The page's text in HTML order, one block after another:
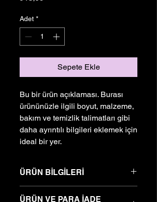
Adet *
Sepete Ekle
Bu bir ürün açıklaması. Burası
ürününüzle ilgili boyut, malzeme,
bakım ve temizlik talimatları gibi
daha ayrıntılı bilgileri eklemek için
ideal bir yer.
ÜRÜN BİLGİLERİ
ÜRÜN VE PARA İADE